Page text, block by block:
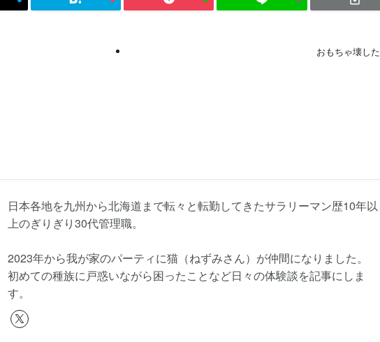
おもちゃ壊した
日本各地を九州から北海道まで転々と転勤してきたサラリーマン歴10年以
上のぎりぎり30代管理職。
2023年から我が家のパーティに猫（ねずみさん）が仲間になりました。
初めての種族に戸惑いながら困ったことなど日々の体験談を記事にしま
す。